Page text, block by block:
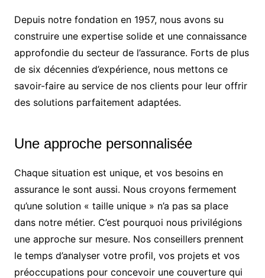
Depuis notre fondation en 1957, nous avons su
construire une expertise solide et une connaissance
approfondie du secteur de l’assurance. Forts de plus
de six décennies d’expérience, nous mettons ce
savoir-faire au service de nos clients pour leur offrir
des solutions parfaitement adaptées.
Une approche personnalisée
Chaque situation est unique, et vos besoins en
assurance le sont aussi. Nous croyons fermement
qu’une solution « taille unique » n’a pas sa place
dans notre métier. C’est pourquoi nous privilégions
une approche sur mesure. Nos conseillers prennent
le temps d’analyser votre profil, vos projets et vos
préoccupations pour concevoir une couverture qui